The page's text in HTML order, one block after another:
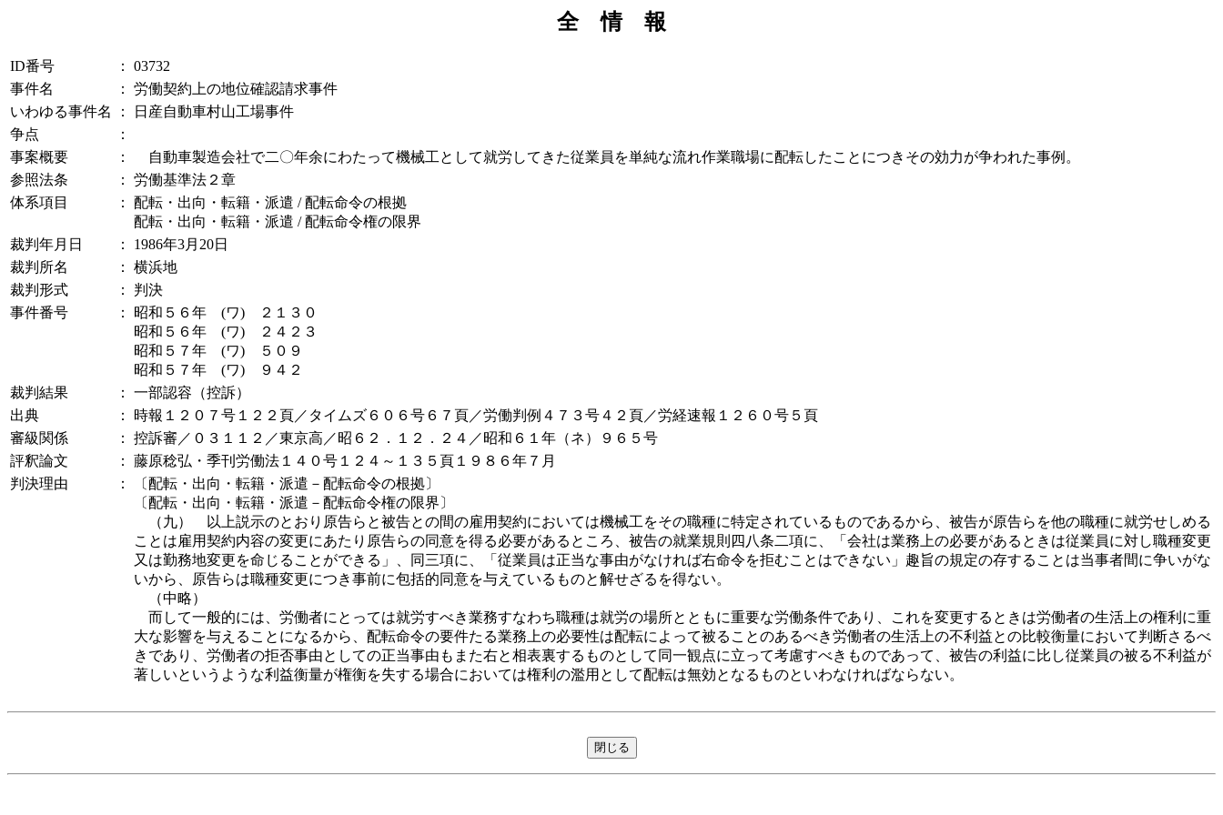
全 情 報
ID番号 ：
03732
事件名
：
労働契約上の地位確認請求事件
いわゆる事件名
：
日産自動車村山工場事件
争点
：
事案概要
：
自動車製造会社で二〇年余にわたって機械工として就労してきた従業員を単純な流れ作業職場に配転したことにつきその効力が争われた事例。
参照法条
：
労働基準法２章
体系項目
：
配転・出向・転籍・派遣 / 配転命令の根拠
配転・出向・転籍・派遣 / 配転命令権の限界
裁判年月日
：
1986年3月20日
裁判所名
：
横浜地
裁判形式
：
判決
事件番号
：
昭和５６年 (ワ) ２１３０
昭和５６年 (ワ) ２４２３
昭和５７年 (ワ) ５０９
昭和５７年 (ワ) ９４２
裁判結果
：
一部認容（控訴）
出典
：
時報１２０７号１２２頁／タイムズ６０６号６７頁／労働判例４７３号４２頁／労経速報１２６０号５頁
審級関係
：
控訴審／０３１１２／東京高／昭６２．１２．２４／昭和６１年（ネ）９６５号
評釈論文
：
藤原稔弘・季刊労働法１４０号１２４～１３５頁１９８６年７月
判決理由
：
〔配転・出向・転籍・派遣－配転命令の根拠〕
〔配転・出向・転籍・派遣－配転命令権の限界〕
（九） 以上説示のとおり原告らと被告との間の雇用契約においては機械工をその職種に特定されているものであるから、被告が原告らを他の職種に就労せしめる
ことは雇用契約内容の変更にあたり原告らの同意を得る必要があるところ、被告の就業規則四八条二項に、「会社は業務上の必要があるときは従業員に対し職種変更
又は勤務地変更を命じることができる」、同三項に、「従業員は正当な事由がなければ右命令を拒むことはできない」趣旨の規定の存することは当事者間に争いがな
いから、原告らは職種変更につき事前に包括的同意を与えているものと解せざるを得ない。
（中略）
而して一般的には、労働者にとっては就労すべき業務すなわち職種は就労の場所とともに重要な労働条件であり、これを変更するときは労働者の生活上の権利に重
大な影響を与えることになるから、配転命令の要件たる業務上の必要性は配転によって被ることのあるべき労働者の生活上の不利益との比較衡量において判断さるべ
きであり、労働者の拒否事由としての正当事由もまた右と相表裏するものとして同一観点に立って考慮すべきものであって、被告の利益に比し従業員の被る不利益が
著しいというような利益衡量が権衡を失する場合においては権利の濫用として配転は無効となるものといわなければならない。